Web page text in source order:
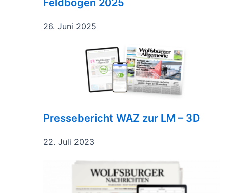
26. Juni 2025
Pressebericht WAZ zur LM – 3D
22. Juli 2023